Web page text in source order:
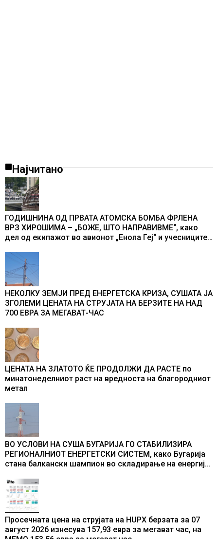
Најчитано
ГОДИШНИНА ОД ПРВАТА АТОМСКА БОМБА ФРЛЕНА
ВРЗ ХИРОШИМА – „БОЖЕ, ШТО НАПРАВИВМЕ“, како
дел од екипажот во авионот „Енола Геј“ и учесниците
промени текот на историјата
НЕКОЛКУ ЗЕМЈИ ПРЕД ЕНЕРГЕТСКА КРИЗА, СУШАТА ЈА
ЗГОЛЕМИ ЦЕНАТА НА СТРУЈАТА НА БЕРЗИТЕ НА НАД
700 ЕВРА ЗА МЕГАВАТ-ЧАС
ЦЕНАТА НА ЗЛАТОТО ЌЕ ПРОДОЛЖИ ДА РАСТЕ по
минатонеделниот раст на вредноста на благородниот
метал
ВО УСЛОВИ НА СУША БУГАРИЈА ГО СТАБИЛИЗИРА
РЕГИОНАЛНИОТ ЕНЕРГЕТСКИ СИСТЕМ, како Бугарија
стана балкански шампион во складирање на енергија
Просечната цена на струјата на HUPX берзата за 07
август 2026 изнесува 157,93 евра за мегават час, на